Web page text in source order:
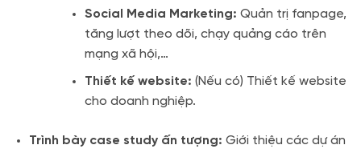
Social Media Marketing: Quản trị fanpage,
tăng lượt theo dõi, chạy quảng cáo trên
mạng xã hội,…
Thiết kế website: (Nếu có) Thiết kế website
cho doanh nghiệp.
Trình bày case study ấn tượng: Giới thiệu các dự án